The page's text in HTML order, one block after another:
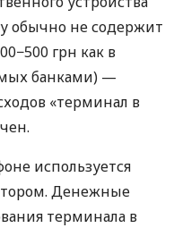
обычно не содержит
грн как в
банками) —
«терминал в
используется
Денежные
терминала в